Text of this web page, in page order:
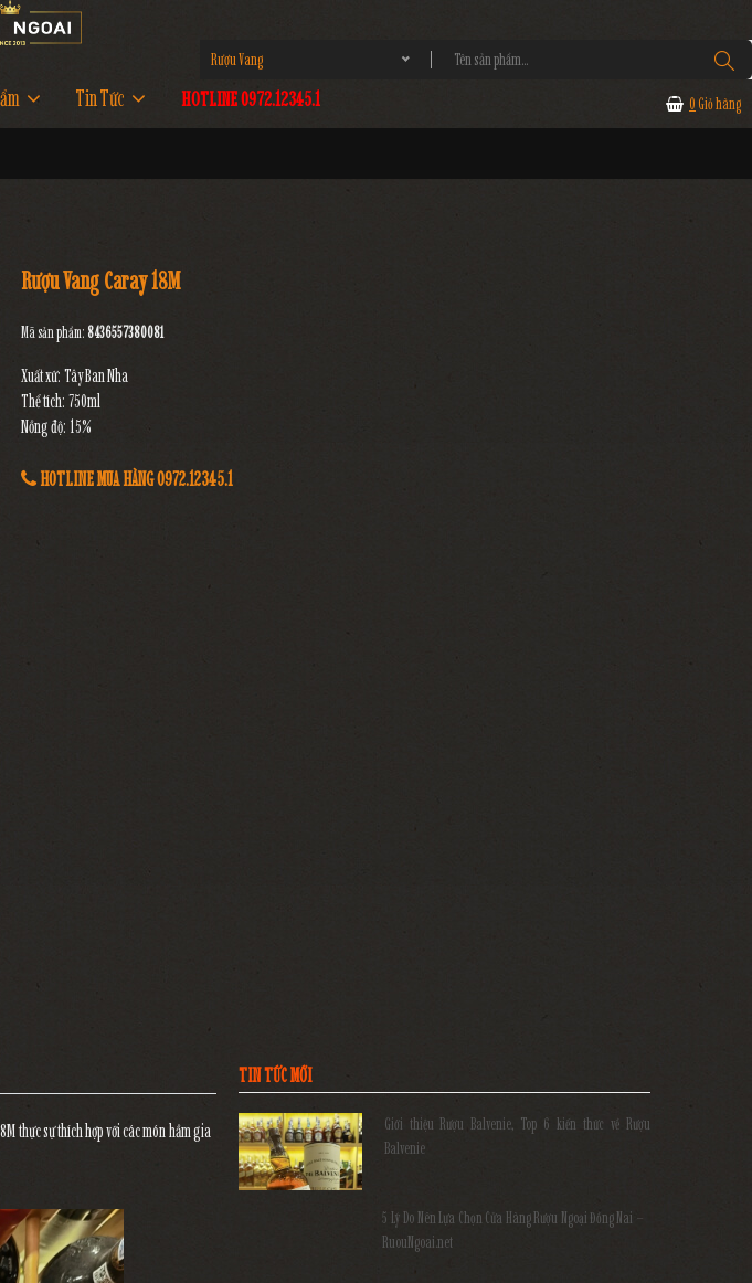
Rượu Vang
Tin Tức HOTLINE 0972.12345.1 0 Giỏ hàng
Rượu Vang Caray 18M
Mã sản phẩm: 8436557380081
Xuất xứ: Tây Ban Nha
Thể tích: 750ml
Nồng độ: 15%
HOTLINE MUA HÀNG 0972.12345.1
thực sự thích hợp với các món hầm gia
TIN TỨC MỚI
Giới thiệu Rượu Balvenie, Top 6 kiến thức về Rượu
Balvenie
5 Lý Do Nên Lựa Chọn Cửa Hàng Rượu Ngoại Đồng Nai –
RuouNgoai.net